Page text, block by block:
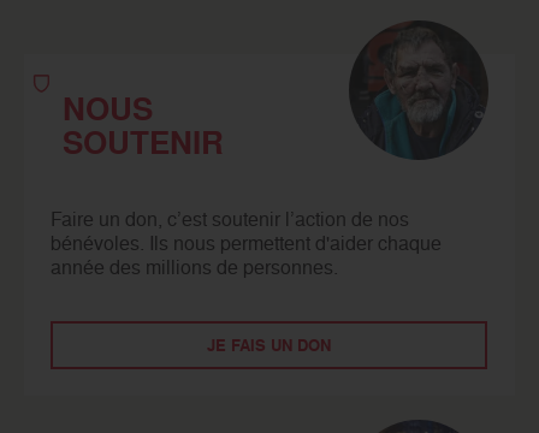
NOUS
SOUTENIR
Faire un don, c’est soutenir l’action de nos
bénévoles. Ils nous permettent d'aider chaque
année des millions de personnes.
JE FAIS UN DON